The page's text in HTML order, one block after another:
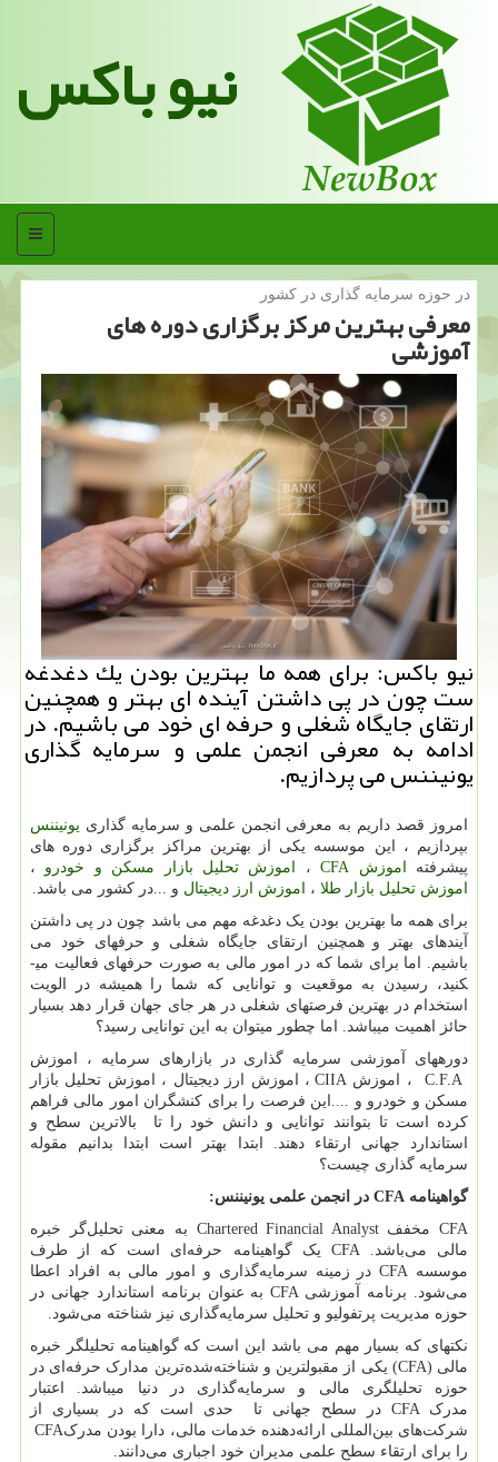
نیو باکس
منو
در حوزه سرمایه گذاری در كشور
معرفی بهترین مركز برگزاری دوره های
آموزشی
نیو باكس: برای همه ما بهترین بودن یك دغدغه
ست چون در پی داشتن آینده ای بهتر و همچنین
ارتقای جایگاه شغلی و حرفه ای خود می باشیم. در
ادامه به معرفی انجمن علمی و سرمایه گذاری
یونیننس می پردازیم.
امروز قصد داریم به معرفی انجمن علمی و سرمایه گذاری یونیننس
بپردازیم ، این موسسه یکی از بهترین مراکز برگزاری دوره های
پیشرفته
اموزش CFA، اموزش تحلیل بازار مسکن و خودرو ،
اموزش تحلیل بازار طلا ، اموزش ارز دیجیتال و ...در کشور می باشد.
برای همه ما بهترین بودن یک دغدغه مهم می باشد چون در پی داشتن
آینده­ای بهتر و همچنین ارتقای جایگاه شغلی و حرفه­ای خود می
باشیم. اما برای شما که در امور مالی به صورت حرفه­ای فعالیت می­
کنید، رسیدن به موقعیت و توانایی که شما را همیشه در الویت
استخدام در بهترین فرصت­های شغلی در هر جای جهان قرار دهد بسیار
حائز اهمیت می­باشد. اما چطور می­توان به این توانایی رسید؟
دوره­های آموزشی سرمایه گذاری در بازارهای سرمایه ، اموزش
C.F.A ، اموزشCIIA ، اموزش ارز دیجیتال ، اموزش تحلیل بازار
مسکن و خودرو و ....این فرصت را برای کنشگران امور مالی فراهم
کرده است تا بتوانند توانایی و دانش خود را تا بالاترین سطح و
استاندارد جهانی ارتقاء دهند. ابتدا بهتر است ابتدا بدانیم مقوله
سرمایه گذاری چیست؟
گواهینامه CFA در انجمن علمی یونیننس:
CFA مخففChartered Financial Analyst به معنی تحلیل‌گر خبره
مالی می‌باشد.CFA یک گواهینامه حرفه‌ا‌‌ی است که از طرف
موسسه CFAدر زمینه سرمایه‌گذاری و امور مالی به افراد اعطا
می‌شود. برنامه آموزشی CFA به عنوان برنامه استاندارد جهانی در
حوزه مدیریت پرتفولیو و تحلیل سرمایه‌گذاری نیز شناخته می‌شود.
نکته­ای که بسیار مهم می باشد این است که گواهینامه تحلیلگر خبره
مالی (CFA) یکی از مقبولترین و شناخته‌شده‌ترین مدارک حرفه‌ای در
حوزه تحلیل­گری مالی و سرمایه‌گذاری در دنیا می­باشد. اعتبار
مدرک CFA در سطح جهانی تا حدی است که در بسیاری از
شرکت‌های بین‌المللی ارائه‌دهنده خدمات مالی، دارا بودن مدرکCFA
را برای ارتقاء سطح علمی مدیران خود اجباری می‌دانند.